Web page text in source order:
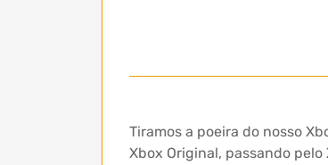
Tiramos a poeira do nosso
Xbox Original, passando